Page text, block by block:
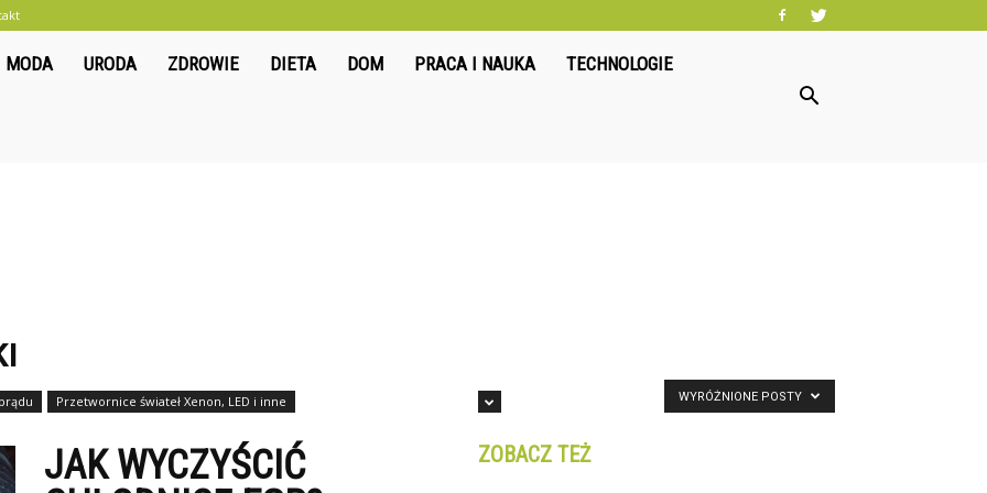
Oliwkowo.pl
MODA URODA ZDROWIE DIETA DOM PRACA I NAUKA TECHNOLOGIE
Przetwornice świateł Xenon, LED i inne
WYRÓŻNIONE POSTY
JAK WYCZYŚCIĆ
ZOBACZ TEŻ